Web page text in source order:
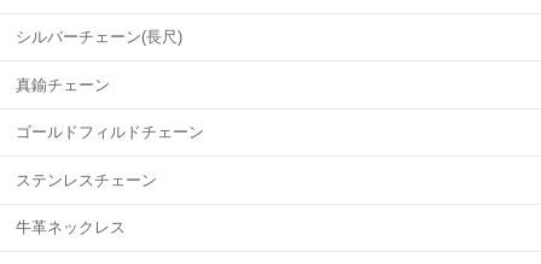
シルバーチェーン(長尺)
真鍮チェーン
ゴールドフィルドチェーン
ステンレスチェーン
牛革ネックレス